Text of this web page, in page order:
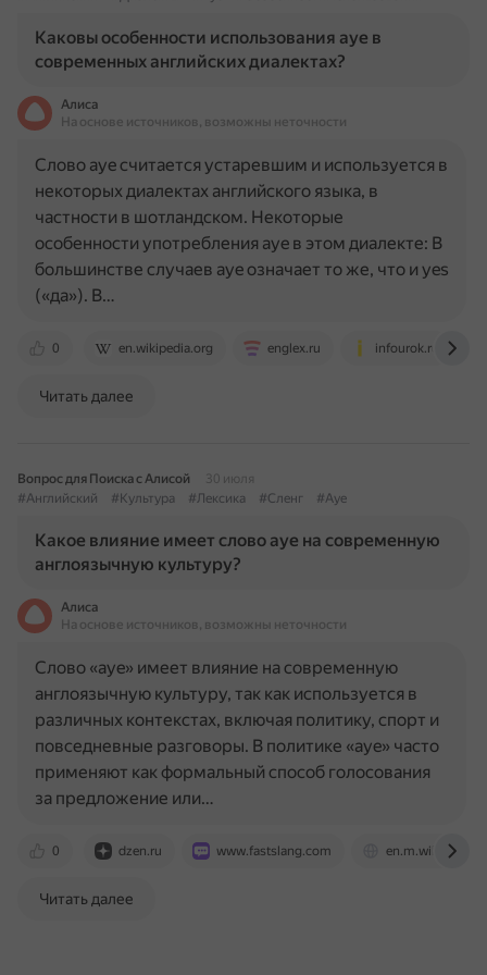
Каковы особенности использования aye в
современных английских диалектах?
Алиса
На основе источников, возможны неточности
0 en.wikipedia.org englex.ru infourok.ru
Слово aye считается устаревшим и используется в
некоторых диалектах английского языка, в
частности в шотландском. Некоторые
особенности употребления aye в этом диалекте: В
большинстве случаев aye означает то же, что и yes
(«да»). В…
Читать далее
Вопрос для Поиска с Алисой
30 июля
#Английский
#Культура #Лексика #Сленг #Aye
Какое влияние имеет слово aye на современную
англоязычную культуру?
Алиса
На основе источников, возможны неточности
0 dzen.ru www.fastslang.com
Слово «aye» имеет влияние на современную
англоязычную культуру, так как используется в
различных контекстах, включая политику, спорт и
повседневные разговоры. В политике «aye» часто
применяют как формальный способ голосования
за предложение или…
Читать далее